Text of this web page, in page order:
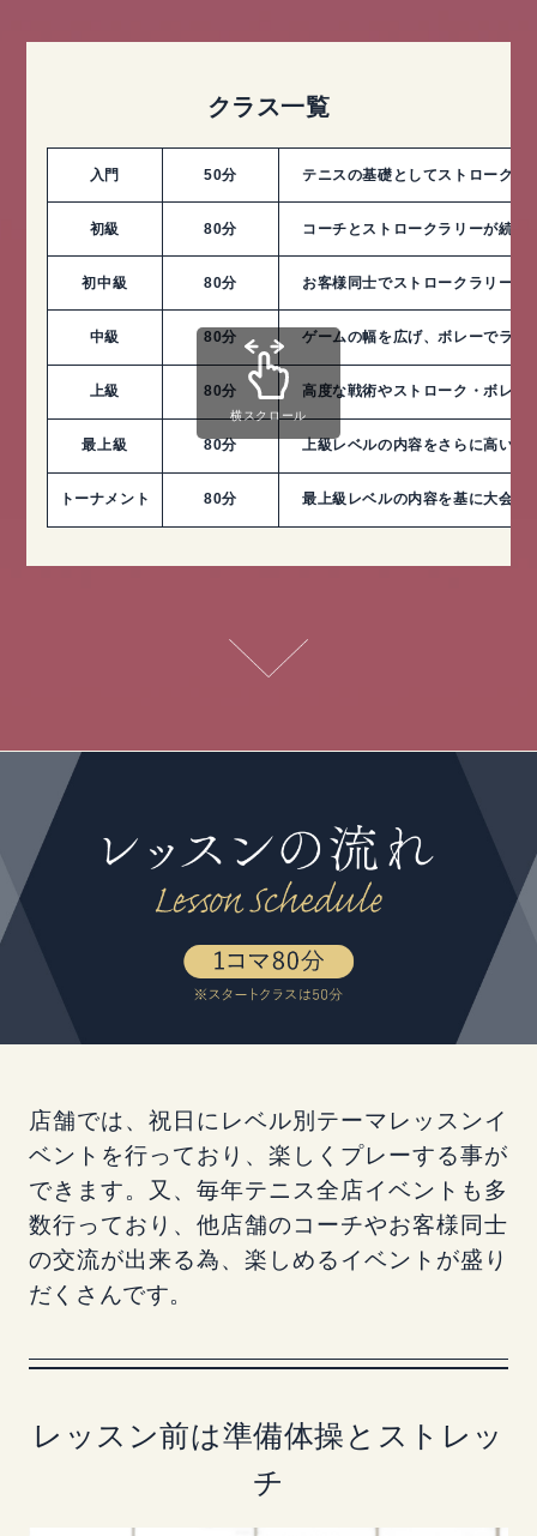
クラス一覧
入門 50分 テニスの基礎としてストローク・
初級 80分 コーチとストロークラリーが続く
初中級 80分 お客様同士でストロークラリーが
中級 80分 ゲームの幅を広げ、ボレーでラリ
上級 80分 高度な戦術やストローク・ボレー
最上級 80分 上級レベルの内容をさらに高いレ
トーナメント 80分 最上級レベルの内容を基に大会出
横スクロール
店舗では、祝日にレベル別テーマレッスンイ
ベントを行っており、楽しくプレーする事が
できます。又、毎年テニス全店イベントも多
数行っており、他店舗のコーチやお客様同士
の交流が出来る為、楽しめるイベントが盛り
だくさんです。
レッスン前は準備体操とストレッ
チ